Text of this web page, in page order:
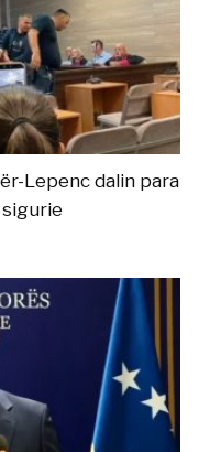
Lepenc dalin para